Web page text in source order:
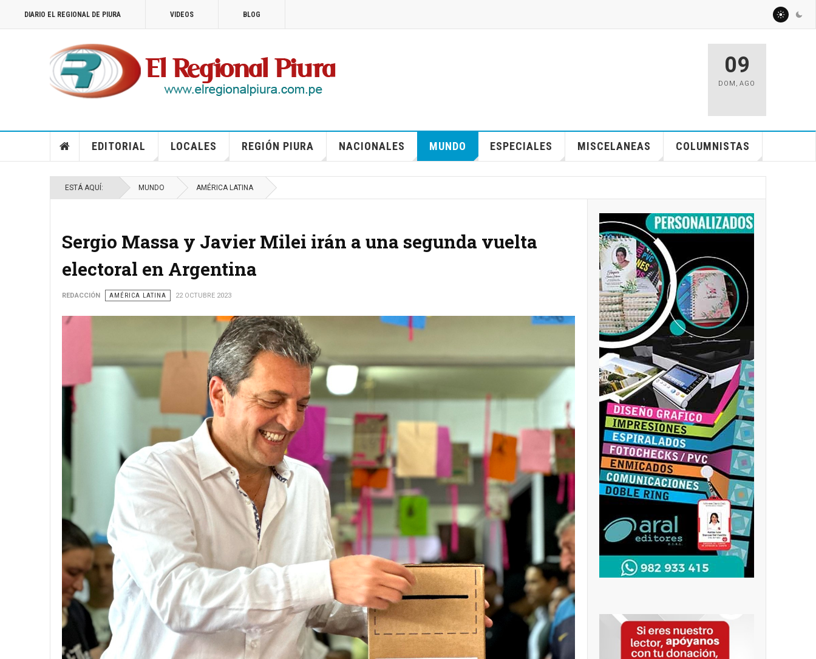
DIARIO EL REGIONAL DE PIURA VIDEOS BLOG
09
DOM ,AGO
EDITORIAL LOCALES REGIÓN PIURA NACIONALES MUNDO ESPECIALES MISCELANEAS COLUMNISTAS
ESTÁ AQUÍ: MUNDO AMÉRICA LATINA
Sergio Massa y Javier Milei irán a una segunda vuelta
electoral en Argentina
REDACCIÓN AMÉRICA LATINA 22 OCTUBRE 2023